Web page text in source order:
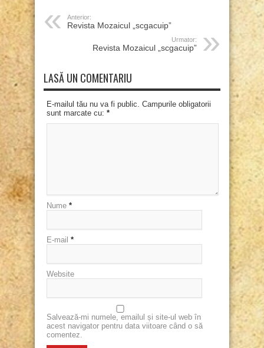
Anterior:
Revista Mozaicul „scgacuip”
Urmator:
Revista Mozaicul „scgacuip”
LASĂ UN COMENTARIU
E-mailul tău nu va fi public. Campurile obligatorii
sunt marcate cu: *
Nume *
E-mail *
Website
Salvează-mi numele, emailul și site-ul web în
acest navigator pentru data viitoare când o să
comentez.